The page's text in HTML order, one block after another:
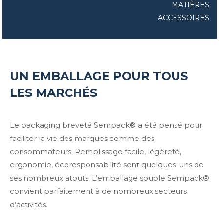
MATIÈRES
ACCESSOIRES
UN EMBALLAGE POUR TOUS
LES MARCHÉS
Le packaging breveté Sempack® a été pensé pour
faciliter la vie des marques comme des
consommateurs. Remplissage facile, légèreté,
ergonomie, écoresponsabilité sont quelques-uns de
ses nombreux atouts. L’emballage souple Sempack®
convient parfaitement à de nombreux secteurs
d’activités.